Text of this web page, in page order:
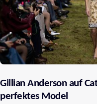
Gillian Anderson auf
perfektes Model